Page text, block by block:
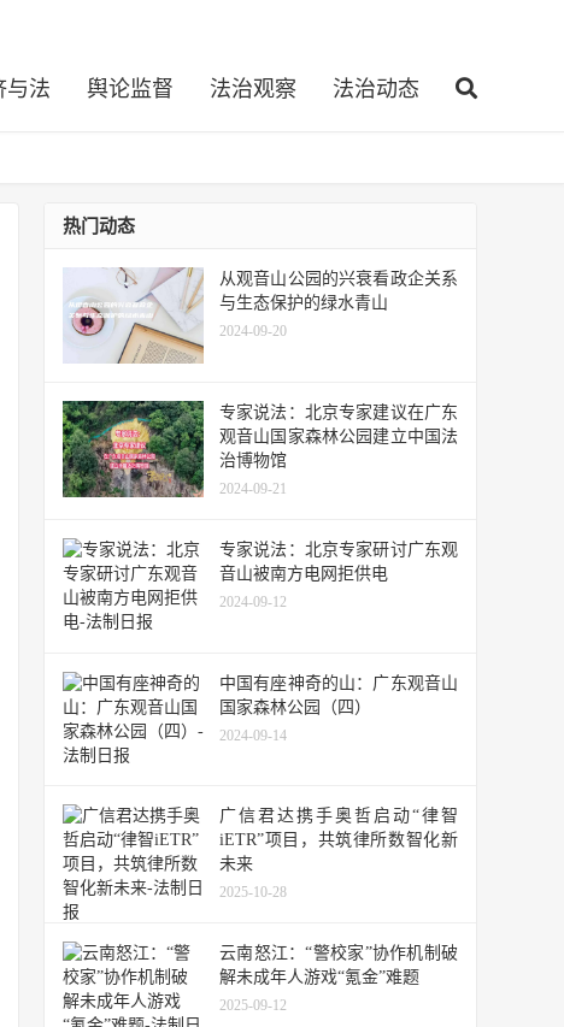
与法 舆论监督 法治观察 法治动态
热门动态
从观音山公园的兴衰看政企关系
与生态保护的绿水青山
2024-09-20
专家说法：北京专家建议在广东
观音山国家森林公园建立中国法
治博物馆
2024-09-21
专家说法：北京专家研讨广东观
音山被南方电网拒供电
2024-09-12
中国有座神奇的山：广东观音山
国家森林公园（四）
2024-09-14
广信君达携手奥哲启动“律智
iETR”项目，共筑律所数智化新
未来
2025-10-28
云南怒江：“警校家”协作机制破
解未成年人游戏“氪金”难题
2025-09-12